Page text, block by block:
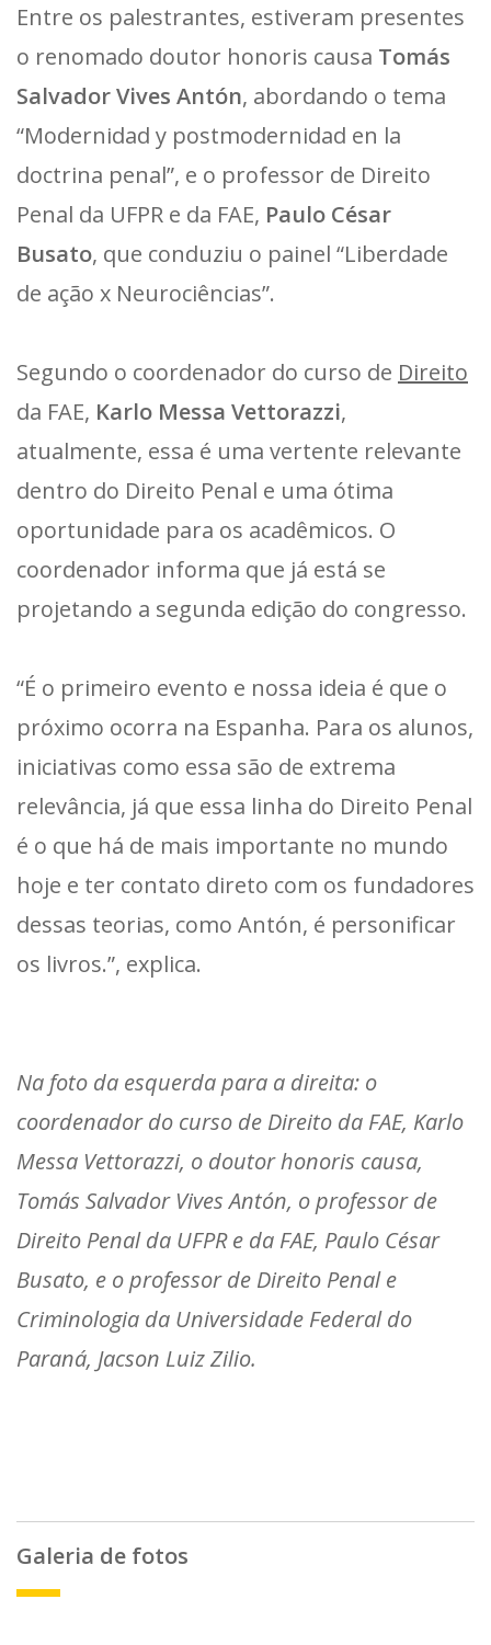
Entre os palestrantes, estiveram presentes
o renomado doutor honoris causa Tomás
Salvador Vives Antón, abordando o tema
“Modernidad y postmodernidad en la
doctrina penal”, e o professor de Direito
Penal da UFPR e da FAE, Paulo César
Busato, que conduziu o painel “Liberdade
de ação x Neurociências”.
Segundo o coordenador do curso de Direito
da FAE, Karlo Messa Vettorazzi,
atualmente, essa é uma vertente relevante
dentro do Direito Penal e uma ótima
oportunidade para os acadêmicos. O
coordenador informa que já está se
projetando a segunda edição do congresso.
“É o primeiro evento e nossa ideia é que o
próximo ocorra na Espanha. Para os alunos,
iniciativas como essa são de extrema
relevância, já que essa linha do Direito Penal
é o que há de mais importante no mundo
hoje e ter contato direto com os fundadores
dessas teorias, como Antón, é personificar
os livros.”, explica.
Na foto da esquerda para a direita: o
coordenador do curso de Direito da FAE, Karlo
Messa Vettorazzi, o doutor honoris causa,
Tomás Salvador Vives Antón, o professor de
Direito Penal da UFPR e da FAE, Paulo César
Busato, e o professor de Direito Penal e
Criminologia da Universidade Federal do
Paraná, Jacson Luiz Zilio.
Galeria de fotos